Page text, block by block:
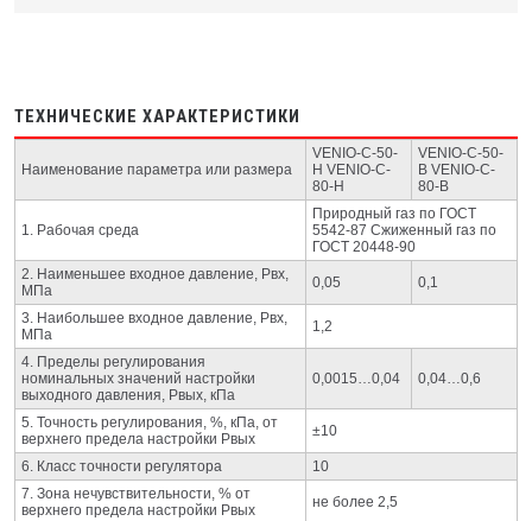
ТЕХНИЧЕСКИЕ ХАРАКТЕРИСТИКИ
Наименование параметра или размера
VENIO-C-50-
H VENIO-C-
80-H
VENIO-C-50-
B VENIO-C-
80-B
1. Рабочая среда
Природный газ по ГОСТ
5542-87 Сжиженный газ по
ГОСТ 20448-90
2. Наименьшее входное давление, Рвх,
МПа
0,05 0,1
3. Наибольшее входное давление, Рвх,
МПа
1,2
4. Пределы регулирования
номинальных значений настройки
выходного давления, Рвых, кПа
0,0015…0,04 0,04…0,6
5. Точность регулирования, %, кПа, от
верхнего предела настройки Рвых
±10
6. Класс точности регулятора
10
7. Зона нечувствительности, % от
верхнего предела настройки Рвых
не более 2,5